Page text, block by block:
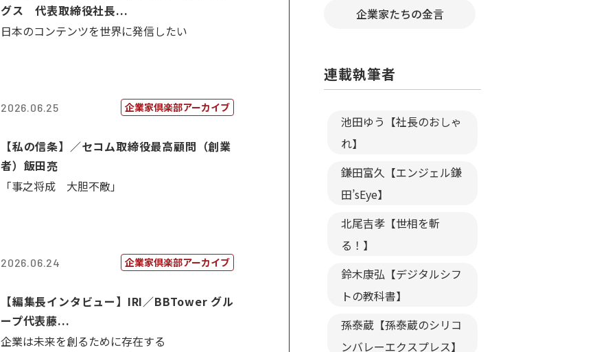
グス 代表取締役社長...
日本のコンテンツを世界に発信したい
2026.06.25 企業家倶楽部アーカイブ
【私の信条】／セコム取締役最高顧問（創業
者）飯田亮
「事之将成 大胆不敵」
2026.06.24 企業家倶楽部アーカイブ
【編集長インタビュー】IRI／BBTower グル
ープ代表藤...
企業は未来を創るために存在する
企業家たちの金言
連載執筆者
池田ゆう【社長のおしゃ
れ】
鎌田富久【エンジェル鎌
田’sEye】
北尾吉孝【世相を斬
る！】
鈴木康弘【デジタルシフ
トの教科書】
孫泰蔵【孫泰蔵のシリコ
ンバレーエクスプレス】